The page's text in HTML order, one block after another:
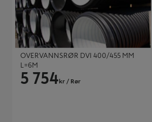
OVERVANNSRØR DVI 400/455 MM
L=6M
5 754 kr / Rør